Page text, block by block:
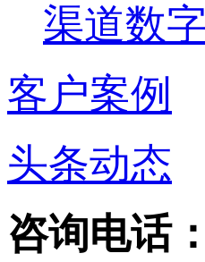
渠道数
客户案例
头条动态
咨询电话